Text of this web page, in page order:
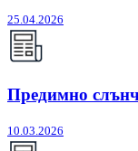
25.04.2026
Предимно
10.03.2026